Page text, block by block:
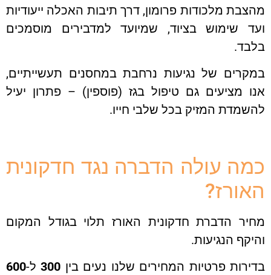
מלכודות פרומון, דרך תיבות האכלה ייעודיות
שימוש בציוד, שמיועד למדבירים מוסמכים
של נגיעות נרחבת במחסנים תעשייתיים,
מציעים גם טיפול בגז (פוספין) – פתרון יעיל
המזיק בכל שלבי חייו.
עולה הדברה נגד חדקונית
הדברת חדקונית האורז תלוי בגודל המקום
הנגיעות.
פרטיות המחירים שלנו נעים בין 300ל-600